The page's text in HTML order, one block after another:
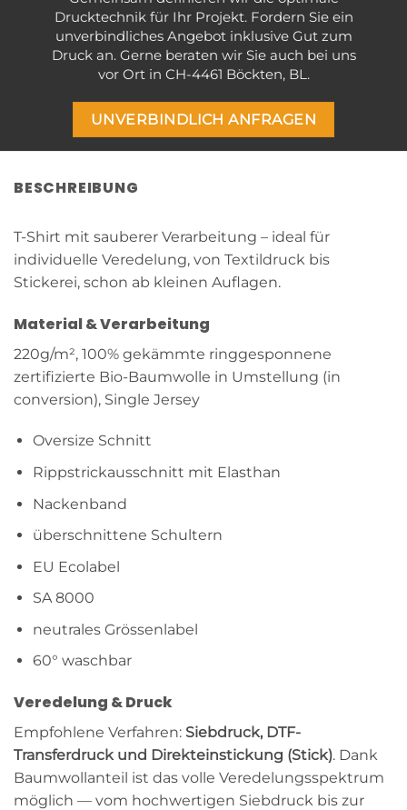
Drucktechnik für Ihr Projekt. Fordern Sie ein
unverbindliches Angebot inklusive Gut zum
Druck an. Gerne beraten wir Sie auch bei uns
vor Ort in CH-4461 Böckten, BL.
UNVERBINDLICH ANFRAGEN
BESCHREIBUNG
T-Shirt mit sauberer Verarbeitung – ideal für
individuelle Veredelung, von Textildruck bis
Stickerei, schon ab kleinen Auflagen.
Material & Verarbeitung
220g/m², 100% gekämmte ringgesponnene
zertifizierte Bio-Baumwolle in Umstellung (in
conversion), Single Jersey
Oversize Schnitt
Rippstrickausschnitt mit Elasthan
Nackenband
überschnittene Schultern
EU Ecolabel
SA 8000
neutrales Grössenlabel
60° waschbar
Veredelung & Druck
Empfohlene Verfahren: Siebdruck, DTF-
Transferdruck und Direkteinstickung (Stick). Dank
Baumwollanteil ist das volle Veredelungsspektrum
möglich — vom hochwertigen Siebdruck bis zur